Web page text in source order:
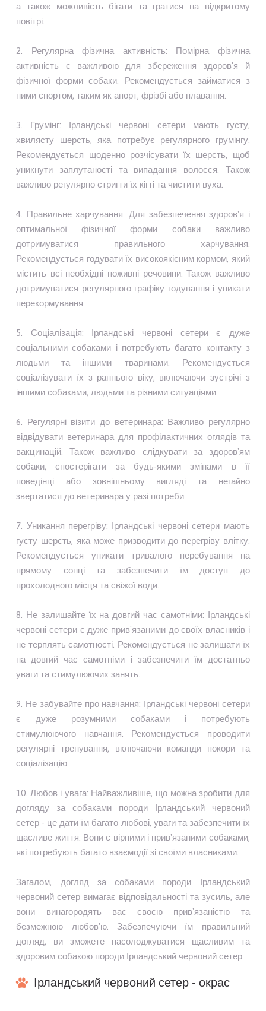
а також можливість бігати та гратися на відкритому
повітрі.
2. Регулярна фізична активність: Помірна фізична
активність є важливою для збереження здоров'я й
фізичної форми собаки. Рекомендується займатися з
ними спортом, таким як апорт, фрізбі або плавання.
3. Грумінг: Ірландські червоні сетери мають густу,
хвилясту шерсть, яка потребує регулярного грумінгу.
Рекомендується щоденно розчісувати їх шерсть, щоб
уникнути заплутаності та випадання волосся. Також
важливо регулярно стригти їх кігті та чистити вуха.
4. Правильне харчування: Для забезпечення здоров'я і
оптимальної фізичної форми собаки важливо
дотримуватися правильного харчування.
Рекомендується годувати їх високоякісним кормом, який
містить всі необхідні поживні речовини. Також важливо
дотримуватися регулярного графіку годування і уникати
перекормування.
5. Соціалізація: Ірландські червоні сетери є дуже
соціальними собаками і потребують багато контакту з
людьми та іншими тваринами. Рекомендується
соціалізувати їх з раннього віку, включаючи зустрічі з
іншими собаками, людьми та різними ситуаціями.
6. Регулярні візити до ветеринара: Важливо регулярно
відвідувати ветеринара для профілактичних оглядів та
вакцинацій. Також важливо слідкувати за здоров'ям
собаки, спостерігати за будь-якими змінами в її
поведінці або зовнішньому вигляді та негайно
звертатися до ветеринара у разі потреби.
7. Уникання перегріву: Ірландські червоні сетери мають
густу шерсть, яка може призводити до перегріву влітку.
Рекомендується уникати тривалого перебування на
прямому сонці та забезпечити їм доступ до
прохолодного місця та свіжої води.
8. Не залишайте їх на довгий час самотніми: Ірландські
червоні сетери є дуже прив'язаними до своїх власників і
не терплять самотності. Рекомендується не залишати їх
на довгий час самотніми і забезпечити їм достатньо
уваги та стимулюючих занять.
9. Не забувайте про навчання: Ірландські червоні сетери
є дуже розумними собаками і потребують
стимулюючого навчання. Рекомендується проводити
регулярні тренування, включаючи команди покори та
соціалізацію.
10. Любов і увага: Найважливіше, що можна зробити для
догляду за собаками породи Ірландський червоний
сетер - це дати їм багато любові, уваги та забезпечити їх
щасливе життя. Вони є вірними і прив'язаними собаками,
які потребують багато взаємодії зі своїми власниками.
Загалом, догляд за собаками породи Ірландський
червоний сетер вимагає відповідальності та зусиль, але
вони винагородять вас своєю прив'язаністю та
безмежною любов'ю. Забезпечуючи їм правильний
догляд, ви зможете насолоджуватися щасливим та
здоровим собакою породи Ірландський червоний сетер.
Ірландський червоний сетер - окрас